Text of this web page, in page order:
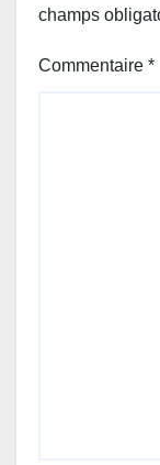
champs
Commentaire *